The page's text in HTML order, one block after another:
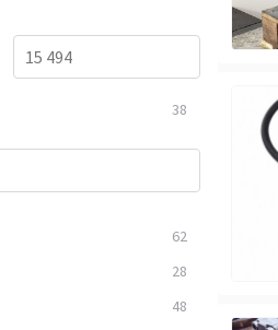
38
62
28
48